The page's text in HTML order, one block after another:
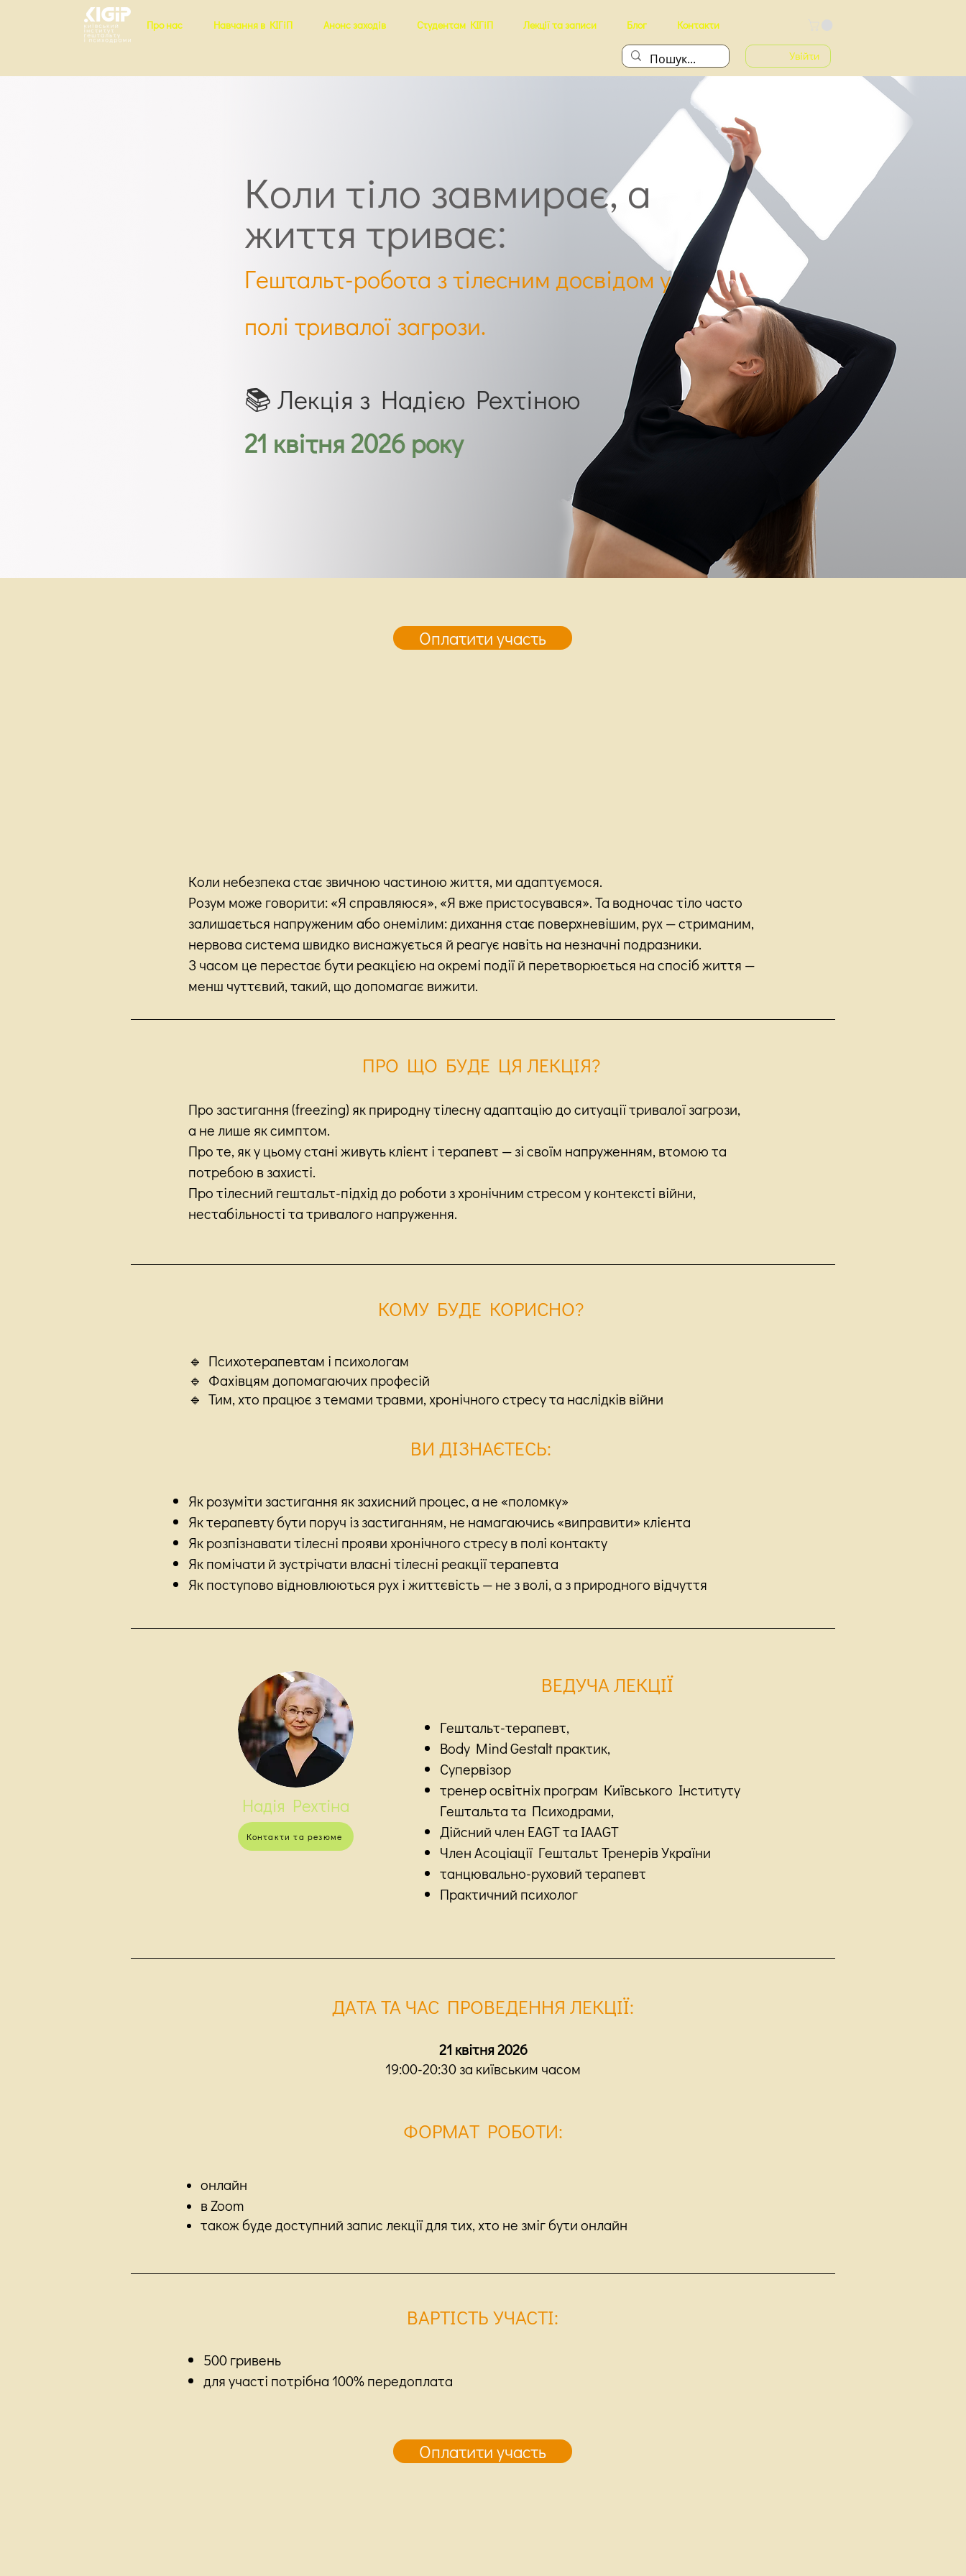
Про нас Навчання в КІГіП Анонс заходів Студентам КІГіП Лекції та записи Блог Контакти
Увійти
Коли тіло завмирає, а
життя триває:
Гештальт-робота з тілесним досвідом у
полі тривалої загрози.
📚 Лекція з Надією Рехтіною
21 квітня 2026 року
Оплатити участь
Коли небезпека стає звичною частиною життя, ми адаптуємося.
Розум може говорити: «Я справляюся», «Я вже пристосувався». Та водночас тіло часто
залишається напруженим або онемілим: дихання стає поверхневішим, рух — стриманим,
нервова система швидко виснажується й реагує навіть на незначні подразники.
З часом це перестає бути реакцією на окремі події й перетворюється на спосіб життя —
менш чуттєвий, такий, що допомагає вижити.
ПРО ЩО БУДЕ ЦЯ ЛЕКЦІЯ?
Про застигання (freezing) як природну тілесну адаптацію до ситуації тривалої загрози,
а не лише як симптом.
Про те, як у цьому стані живуть клієнт і терапевт — зі своїм напруженням, втомою та
потребою в захисті.
Про тілесний гештальт-підхід до роботи з хронічним стресом у контексті війни,
нестабільності та тривалого напруження.
КОМУ БУДЕ КОРИСНО?
🔹 Психотерапевтам і психологам
🔹 Фахівцям допомагаючих професій
🔹 Тим, хто працює з темами травми, хронічного стресу та наслідків війни
ВИ ДІЗНАЄТЕСЬ:
Як розуміти застигання як захисний процес, а не «поломку»
Як терапевту бути поруч із застиганням, не намагаючись «виправити» клієнта
Як розпізнавати тілесні прояви хронічного стресу в полі контакту
Як помічати й зустрічати власні тілесні реакції терапевта
Як поступово відновлюються рух і життєвість — не з волі, а з природного відчуття
Надія Рехтіна
Контакти та резюме
ВЕДУЧA ЛЕКЦІЇ
Гештальт-терапевт,
Body Mind Gestalt практик,
Супервізор
тренер освітніх програм Київського Інституту
Гештальта та Психодрами,
Дійсний член EAGT та IAAGT
Член Асоціації Гештальт Тренерів України
танцювально-руховий терапевт
Практичний психолог
ДАТА ТА ЧАС ПРОВЕДЕННЯ ЛЕКЦІЇ:
21 квітня 2026
19:00-20:30 за київським часом
ФОРМАТ РОБОТИ:
онлайн
в Zoom
також буде доступний запис лекції для тих, хто не зміг бути онлайн
ВАРТІСТЬ УЧАСТІ:
500 гривень
для участі потрібна 100% передоплата
Оплатити участь